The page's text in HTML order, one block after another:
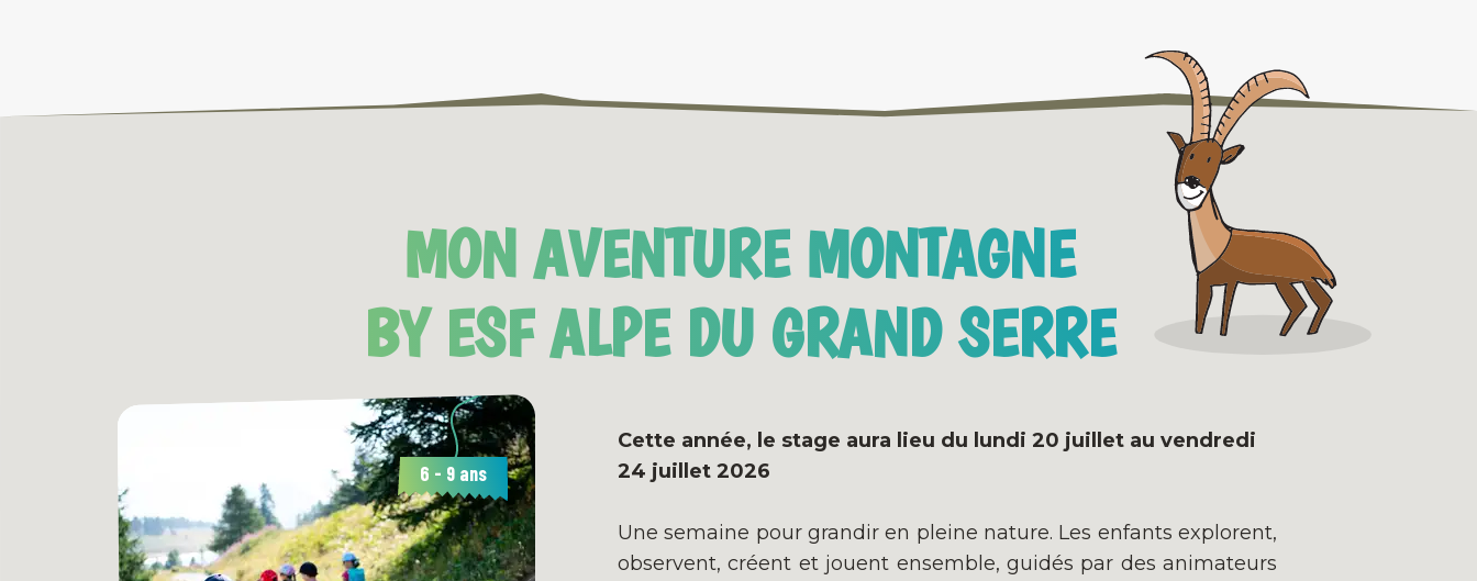
MON AVENTURE MONTAGNE
BY ESF ALPE DU GRAND SERRE
6 - 9 ans
Cette année, le stage aura lieu du lundi 20 juillet au vendredi
24 juillet 2026
Une semaine pour grandir en pleine nature. Les enfants explorent,
observent, créent et jouent ensemble, guidés par des animateurs